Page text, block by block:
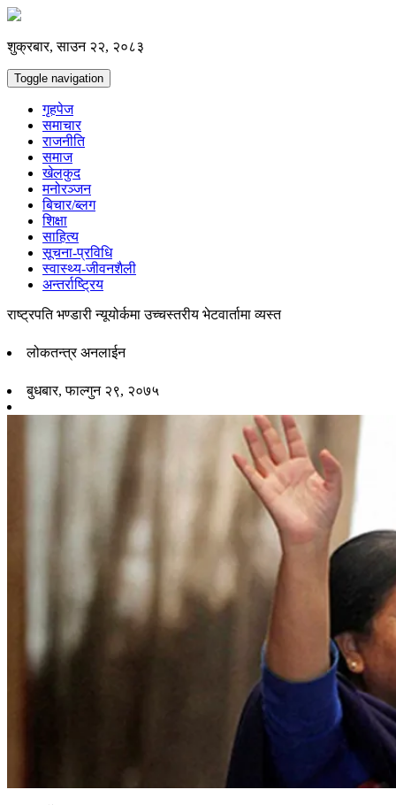
शुक्रबार, साउन २२, २०८३
Toggle navigation
गृहपेज
समाचार
राजनीति
समाज
खेलकुद
मनोरञ्जन
बिचार/ब्लग
शिक्षा
साहित्य
सूचना-प्रविधि
स्वास्थ्य-जीवनशैली
अन्तर्राष्ट्रिय
राष्ट्रपति भण्डारी न्यूयोर्कमा उच्चस्तरीय भेटवार्तामा व्यस्त
लोकतन्त्र अनलाईन
बुधबार, फाल्गुन २९, २०७५